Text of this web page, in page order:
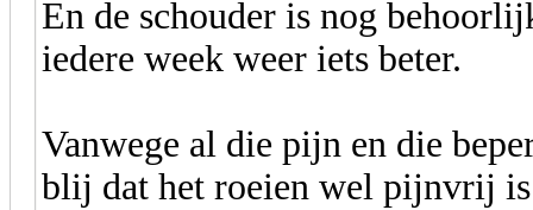
En de schouder is nog
iedere week weer iets beter.
Vanwege al die pijn en die
blij dat het roeien wel pijnvrij